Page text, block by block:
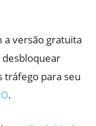
a versão gratuita
desbloquear
tráfego para seu
.